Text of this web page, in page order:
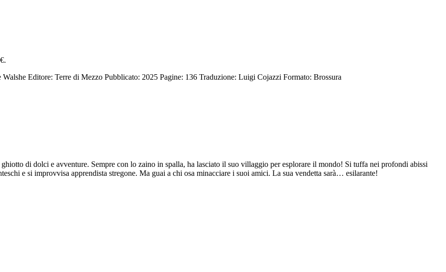
Walshe Editore: Terre di Mezzo Pubblicato: 2025 Pagine: 136 Traduzione: Luigi Cojazzi Formato: Brossura
di dolci e avventure. Sempre con lo zaino in spalla, ha lasciato il suo villaggio per esplorare il mondo! Si tuffa nei profondi abissi
e si improvvisa apprendista stregone. Ma guai a chi osa minacciare i suoi amici. La sua vendetta sarà… esilarante!